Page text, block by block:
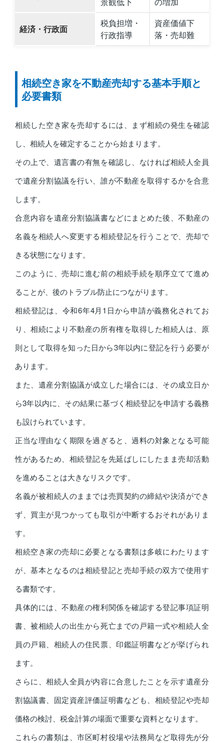
経済・行政面
税負担増・
行政指導
資産価値下
落・売却難
相続空き家を不動産売却する基本手順と
必要書類
相続した空き家を売却するには、まず相続の発生を確認
し、相続人を確定することから始まります。
その上で、遺言書の有無を確認し、なければ相続人全員
で遺産分割協議を行い、誰が不動産を取得するかを合意
します。
合意内容を遺産分割協議書などにまとめた後、不動産の
名義を相続人へ変更する相続登記を行うことで、売却で
きる状態になります。
このように、売却に進む前の相続手続を順序立てて進め
ることが、後のトラブル防止につながります。
相続登記は、令和6年4月1日から申請が義務化されてお
り、相続により不動産の所有権を取得した相続人は、原
則として取得を知った日から3年以内に登記を行う必要が
あります。
また、遺産分割協議が成立した場合には、その成立日か
ら3年以内に、その結果に基づく相続登記を申請する義務
も設けられています。
正当な理由なく期限を過ぎると、過料の対象となる可能
性があるため、相続登記を先延ばしにしたまま売却活動
を進めることは大きなリスクです。
名義が被相続人のままでは売買契約の締結や決済ができ
ず、買主が見つかっても取引が中断するおそれがありま
す。
相続空き家の売却に必要となる書類は多岐にわたります
が、基本となるのは相続登記と売却手続の双方で使用す
る書類です。
具体的には、不動産の権利関係を確認する登記事項証明
書、被相続人の出生から死亡までの戸籍一式や相続人全
員の戸籍、相続人の住民票、印鑑証明書などが挙げられ
ます。
さらに、相続人全員が内容に合意したことを示す遺産分
割協議書、固定資産評価証明書なども、相続登記や売却
価格の検討、税金計算の場面で重要な資料となります。
これらの書類は、市区町村役場や法務局など取得先が分